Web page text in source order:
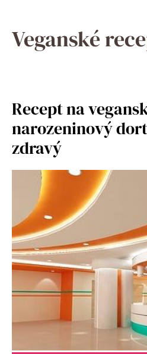
Veganské
Recept na
narozeninový
zdravý